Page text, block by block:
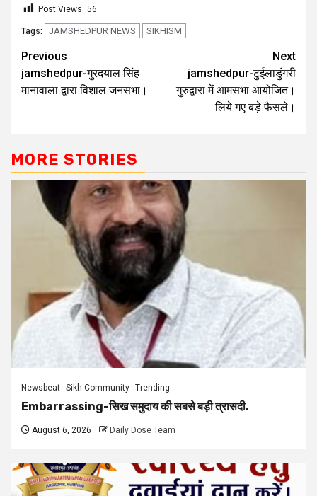
Post Views: 56
Tags: JAMSHEDPUR NEWS SIKHISM
Previous
jamshedpur-गुरदयाल सिंह
मानावाला द्वारा विशाल जनसभा।
Next
jamshedpur-टुईलाडुंगरी
गुरुद्वारा में आमसभा आयोजित।
लिये गए बड़े फैसले।
MORE STORIES
Newsbeat Sikh Community Trending
Embarrassing-सिख समुदाय की सबसे बड़ी त्रासदी.
August 6, 2026 Daily Dose Team